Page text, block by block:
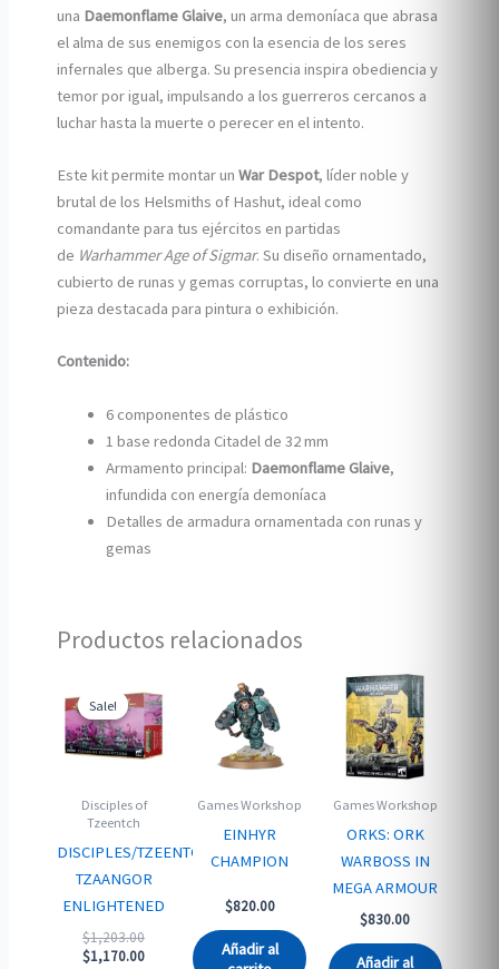
una Daemonflame Glaive, un arma demoníaca que abrasa
el alma de sus enemigos con la esencia de los seres
infernales que alberga. Su presencia inspira obediencia y
temor por igual, impulsando a los guerreros cercanos a
luchar hasta la muerte o perecer en el intento.
Este kit permite montar unWar Despot, líder noble y
brutal de los Helsmiths of Hashut, ideal como
comandante para tus ejércitos en partidas
de Warhammer Age of Sigmar. Su diseño ornamentado,
cubierto de runas y gemas corruptas, lo convierte en una
pieza destacada para pintura o exhibición.
Contenido:
6 componentes de plástico
1 base redonda Citadel de 32 mm
Armamento principal: Daemonflame Glaive,
infundida con energía demoníaca
Detalles de armadura ornamentada con runas y
gemas
Productos relacionados
Sale!
Sale!
Disciples of
Tzeentch
DISCIPLES/TZEENTCH:
TZAANGOR
ENLIGHTENED
$1,203.00Original
price
$1,170.00Current
Games Workshop
EINHYR
CHAMPION
$820.00
Añadir al
Games Workshop
ORKS: ORK
WARBOSS IN
MEGA ARMOUR
$830.00
Añadir al